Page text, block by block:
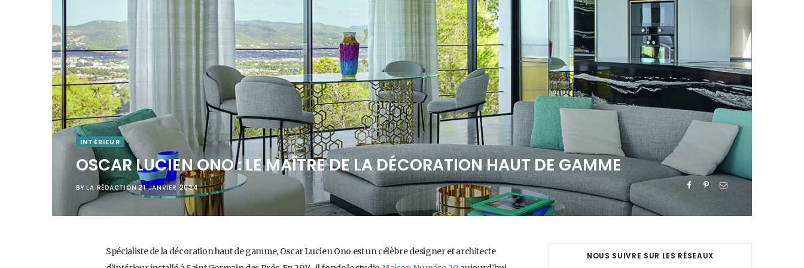
INTÉRIEUR
OSCAR LUCIEN ONO : LE MAÎTRE DE LA DÉCORATION HAUT DE GAMME
BY LA RÉDACTION 21 JANVIER 2024
Spécialiste de la décoration haut de gamme, Oscar Lucien Ono est un célèbre designer et architecte
NOUS SUIVRE SUR LES RÉSEAUX